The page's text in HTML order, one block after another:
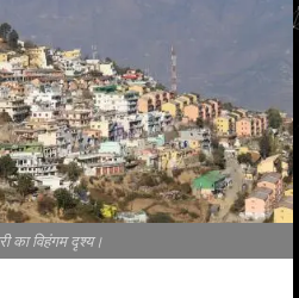
का विहंगम दृश्य।